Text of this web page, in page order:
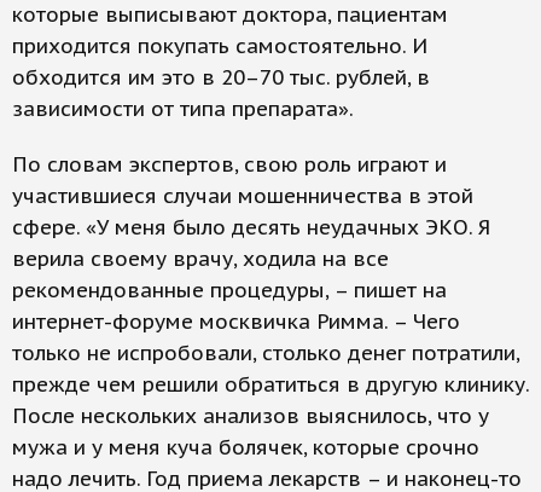
которые выписывают доктора, пациентам
приходится покупать самостоятельно. И
обходится им это в 20–70 тыс. рублей, в
зависимости от типа препарата».
По словам экспертов, свою роль играют и
участившиеся случаи мошенничества в этой
сфере. «У меня было десять неудачных ЭКО. Я
верила своему врачу, ходила на все
рекомендованные процедуры, – пишет на
интернет-форуме москвичка Римма. – Чего
только не испробовали, столько денег потратили,
прежде чем решили обратиться в другую клинику.
После нескольких анализов выяснилось, что у
мужа и у меня куча болячек, которые срочно
надо лечить. Год приема лекарств – и наконец-то